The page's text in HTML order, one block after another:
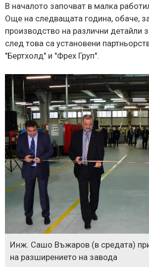
В началото започват в малка
Още на следващата година, обаче,
производство на различни детайли
след това са установени
"Бертхолд" и "Фрех Груп".
Инж. Сашо Въжаров (в средата)
на разширението на завода